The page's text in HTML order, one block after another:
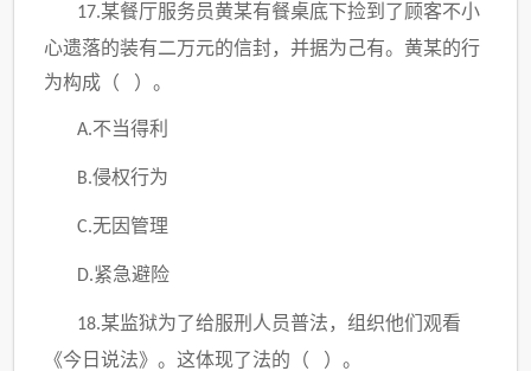
17.某餐厅服务员黄某有餐桌底下捡到了顾客不小
心遗落的装有二万元的信封，并据为己有。黄某的行
为构成（ ）。
A.不当得利
B.侵权行为
C.无因管理
D.紧急避险
18.某监狱为了给服刑人员普法，组织他们观看
《今日说法》。这体现了法的（ ）。